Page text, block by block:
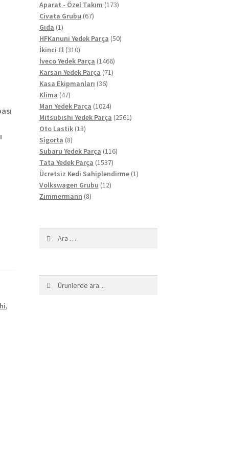
,
ürün
Aparat - Özel Takım 173173
Civata Grubu 6767
Gıda 11
ürün
HFKanuni Yedek Parça 5050
İkinci El 310310
ürün
İveco Yedek Parça 14661466
ürün
Karsan Yedek Parça 7171
Kasa Ekipmanları 3636
Klima 4747
ürün
Man Yedek Parça 10241024
ürün
Mitsubishi Yedek Parça 25612561
Oto Lastik 1313
Sigorta 88
ürün
Subaru Yedek Parça 116116
Tata Yedek Parça 15371537
ürün
Ücretsiz Kedi Sahiplendirme 11
Volkswagen Grubu 1212
Zimmermann 88